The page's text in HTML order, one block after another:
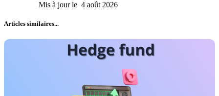
4 août 2026
Articles similaires...